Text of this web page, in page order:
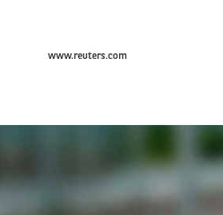
www.reuters.com